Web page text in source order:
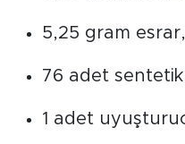
5,25 gram esrar,
76 adet sentetik
1 adet